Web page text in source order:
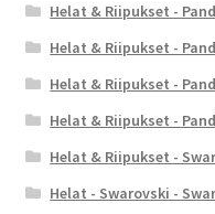
Helat & Riipukset -
Helat & Riipukset -
Helat & Riipukset -
Helat & Riipukset -
Helat & Riipukset -
Helat - Swarovski -